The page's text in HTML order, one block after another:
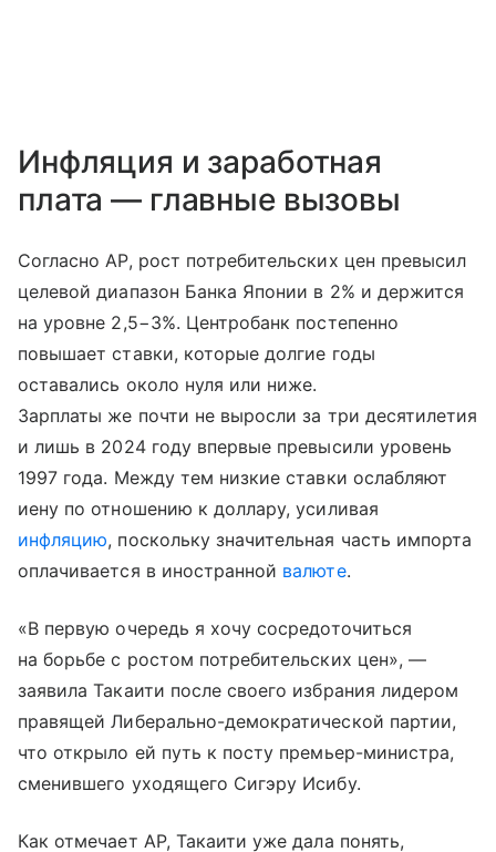
Инфляция и заработная
плата — главные вызовы
Согласно AP, рост потребительских цен превысил
целевой диапазон Банка Японии в 2% и держится
на уровне 2,5−3%. Центробанк постепенно
повышает ставки, которые долгие годы
оставались около нуля или ниже.
Зарплаты же почти не выросли за три десятилетия
и лишь в 2024 году впервые превысили уровень
1997 года. Между тем низкие ставки ослабляют
иену по отношению к доллару, усиливая
инфляцию, поскольку значительная часть импорта
оплачивается в иностранной валюте.
«В первую очередь я хочу сосредоточиться
на борьбе с ростом потребительских цен», —
заявила Такаити после своего избрания лидером
правящей Либерально-демократической партии,
что открыло ей путь к посту премьер-министра,
сменившего уходящего Сигэру Исибу.
Как отмечает АР, Такаити уже дала понять,